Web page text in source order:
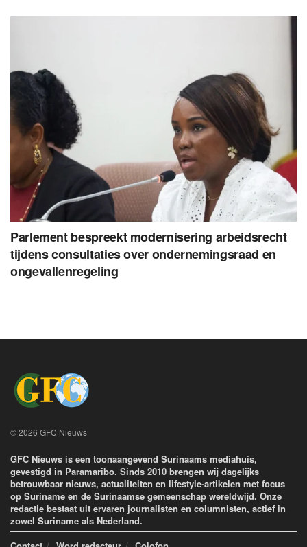
Parlement bespreekt modernisering arbeidsrecht
tijdens consultaties over ondernemingsraad en
ongevallenregeling
© 2026 GFC Nieuws
GFC Nieuws is een toonaangevend Surinaams mediahuis,
gevestigd in Paramaribo. Sinds 2010 brengen wij dagelijks
betrouwbaar nieuws, actualiteiten en lifestyle-artikelen met focus
op Suriname en de Surinaamse gemeenschap wereldwijd. Onze
redactie bestaat uit ervaren journalisten en columnisten, actief in
zowel Suriname als Nederland.